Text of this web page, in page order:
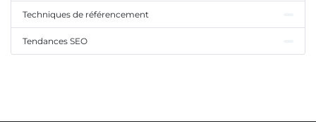
Techniques de référencement
Tendances SEO